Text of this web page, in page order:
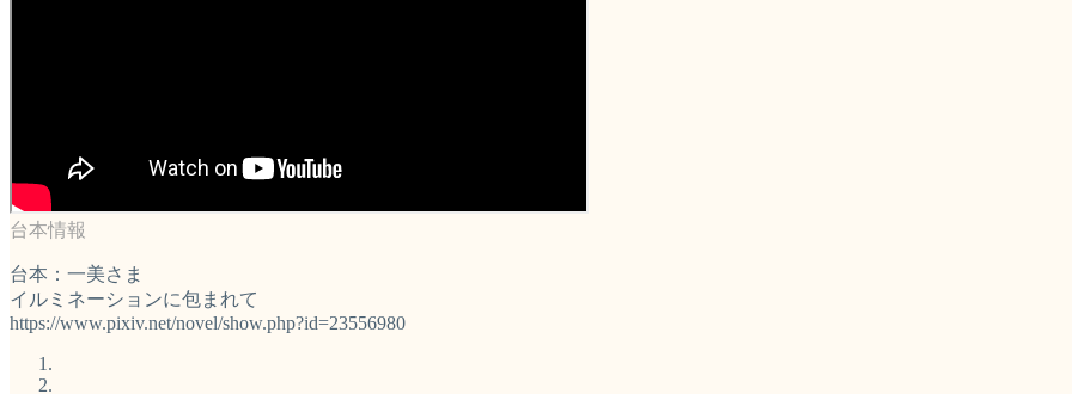
台本：一美さま
イルミネーションに包まれて
https://www.pixiv.net/novel/show.php?id=23556980